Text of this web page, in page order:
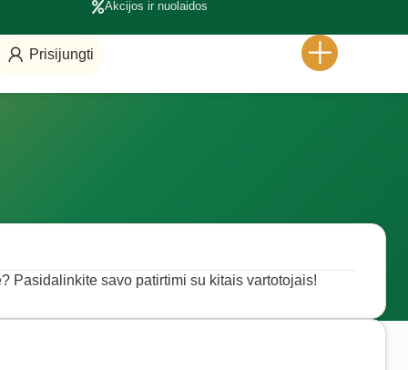
Akcijos ir nuolaidos
Prisijungti
Pasidalinkite savo patirtimi su kitais vartotojais!